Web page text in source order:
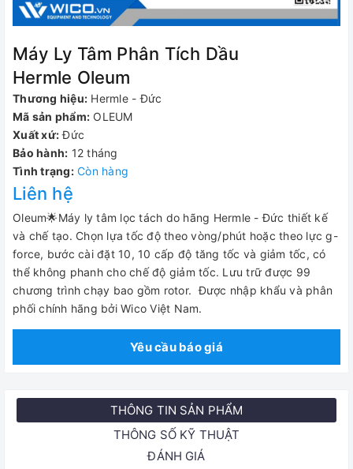
Máy Ly Tâm Phân Tích Dầu
Hermle Oleum
Thương hiệu: Hermle - Đức
Mã sản phẩm: OLEUM
Xuất xứ: Đức
Bảo hành: 12 tháng
Tình trạng: Còn hàng
Liên hệ
Oleum🌟Máy ly tâm lọc tách do hãng Hermle - Đức thiết kế
và chế tạo. Chọn lựa tốc độ theo vòng/phút hoặc theo lực g-
force, bước cài đặt 10, 10 cấp độ tăng tốc và giảm tốc, có
thể không phanh cho chế độ giảm tốc. Lưu trữ được 99
chương trình chạy bao gồm rotor. Được nhập khẩu và phân
phối chính hãng bởi Wico Việt Nam.
Yêu cầu báo giá
THÔNG TIN SẢN PHẨM
THÔNG SỐ KỸ THUẬT
ĐÁNH GIÁ